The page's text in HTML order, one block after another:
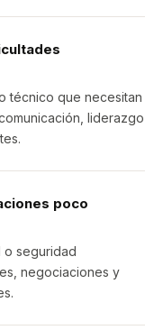
técnico que necesitan
liderazgo
poco
o seguridad
negociaciones y